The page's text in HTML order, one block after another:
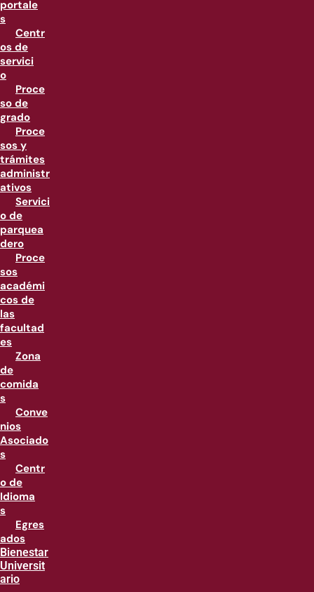
portale
s
Centr
os de
servici
o
Proce
so de
grado
Proce
sos y
trámites
administr
ativos
Servici
o de
parquea
dero
Proce
sos
académi
cos de
las
facultad
es
Zona
de
comida
s
Conve
nios
Asociado
s
Centr
o de
Idioma
s
Egres
ados
Bienestar
Universit
ario